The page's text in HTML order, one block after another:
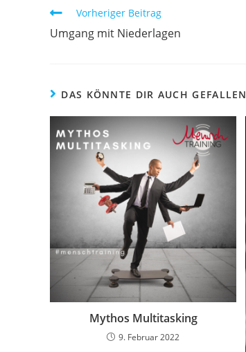
Weitere
ansehen
Vorheriger Beitrag
Umgang mit Niederlagen
DAS KÖNNTE DIR AUCH GEFALLEN
Mythos Multitasking
9. Februar 2022